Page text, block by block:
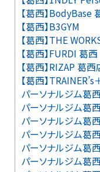
【葛西】BodyBase
【葛西】B3GYM
【葛西】THE
【葛西】FURDI 葛西
【葛西】RIZAP 葛西
【葛西】
パーソナルジム葛
パーソナルジム葛
パーソナルジム葛
パーソナルジム葛
パーソナルジム葛
パーソナルジム葛